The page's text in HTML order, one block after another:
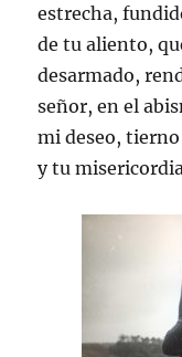
estrecha,
de tu aliento,
desarmado,
señor, en el
mi deseo,
y tu